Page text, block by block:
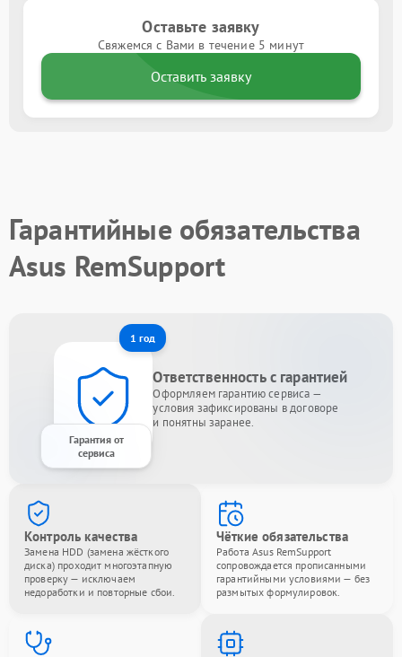
Оставьте заявку
Свяжемся с Вами в течение 5 минут
Оставить заявку
Гарантийные обязательства
Asus RemSupport
1 год
Гарантия от
сервиса
Ответственность с гарантией
Оформляем гарантию сервиса —
условия зафиксированы в договоре
и понятны заранее.
Контроль качества
Замена HDD (замена жёсткого
диска) проходит многоэтапную
проверку — исключаем
недоработки и повторные сбои.
Чёткие обязательства
Работа Asus RemSupport
сопровождается прописанными
гарантийными условиями — без
размытых формулировок.